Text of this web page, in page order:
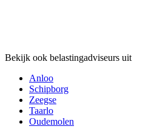
Bekijk ook belastingadviseurs uit
Anloo
Schipborg
Zeegse
Taarlo
Oudemolen